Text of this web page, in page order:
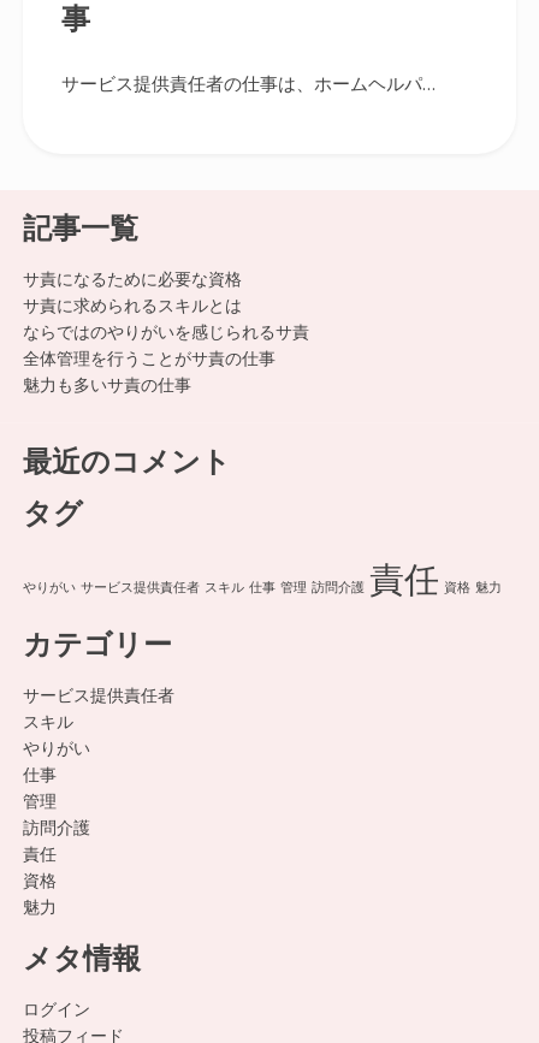
事
サービス提供責任者の仕事は、ホームヘルパ…
記事一覧
サ責になるために必要な資格
サ責に求められるスキルとは
ならではのやりがいを感じられるサ責
全体管理を行うことがサ責の仕事
魅力も多いサ責の仕事
最近のコメント
タグ
やりがい サービス提供責任者 スキル 仕事 管理 訪問介護 責任 資格 魅力
カテゴリー
サービス提供責任者
スキル
やりがい
仕事
管理
訪問介護
責任
資格
魅力
メタ情報
ログイン
投稿フィード